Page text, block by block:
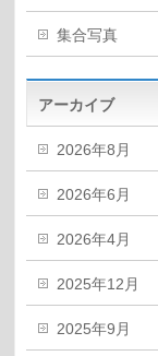
集合写真
アーカイブ
2026年8月
2026年6月
2026年4月
2025年12月
2025年9月